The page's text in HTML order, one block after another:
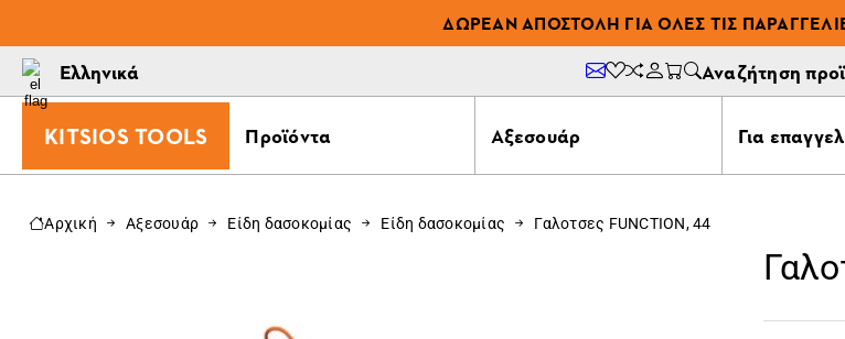
ΔΩΡΕΆΝ ΑΠΟΣΤΟΛΉ ΓΙΑ ΌΛΕΣ ΤΙΣ
Ελληνικά Αναζήτηση
KITSIOS TOOLS Προϊόντα Αξεσουάρ Για
Αρχική Αξεσουάρ Είδη δασοκομίας Είδη δασοκομίας Γαλοτσες FUNCTION, 44